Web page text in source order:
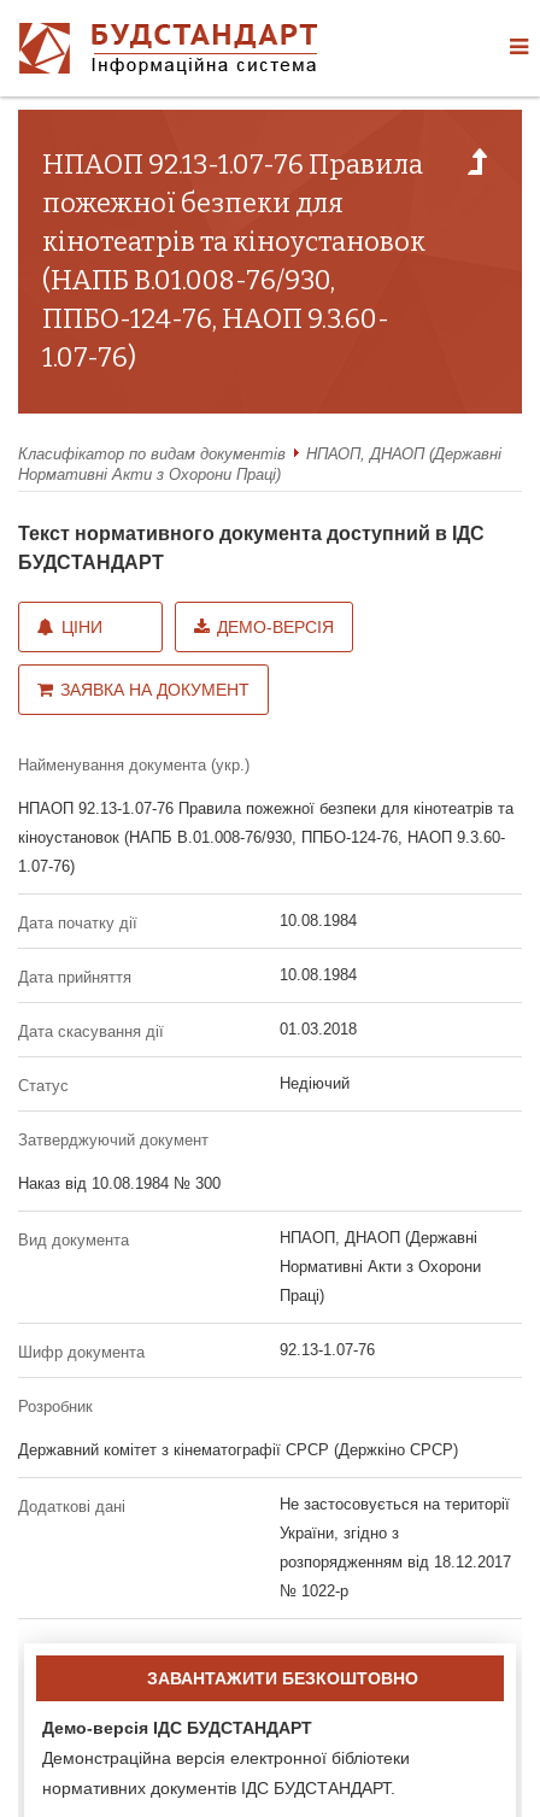
НПАОП 92.13-1.07-76 Правила
пожежної безпеки для
кінотеатрів та кіноустановок
(НАПБ В.01.008-76/930,
ППБО-124-76, НАОП 9.3.60-
1.07-76)
Класифікатор по видам документів
НПАОП, ДНАОП (Державні
Нормативні Акти з Охорони Праці)
Текст нормативного документа доступний в ІДС
БУДСТАНДАРТ
ЦІНИ ДЕМО-ВЕРСІЯ
ЗАЯВКА НА ДОКУМЕНТ
Найменування документа (укр.)
НПАОП 92.13-1.07-76 Правила пожежної безпеки для кінотеатрів та
кіноустановок (НАПБ В.01.008-76/930, ППБО-124-76, НАОП 9.3.60-
1.07-76)
Дата початку дії 10.08.1984
Дата прийняття 10.08.1984
Дата скасування дії 01.03.2018
Статус Недіючий
Затверджуючий документ
Наказ від 10.08.1984 № 300
Вид документа
НПАОП, ДНАОП (Державні
Нормативні Акти з Охорони
Праці)
Шифр документа 92.13-1.07-76
Розробник
Державний комітет з кінематографії СРСР (Держкіно СРСР)
Додаткові дані
Не застосовується на території
України, згідно з
розпорядженням від 18.12.2017
№ 1022-р
ЗАВАНТАЖИТИ БЕЗКОШТОВНО
Демо-версія ІДС БУДСТАНДАРТ
Демонстраційна версія електронної бібліотеки
нормативних документів ІДС БУДСТАНДАРТ.